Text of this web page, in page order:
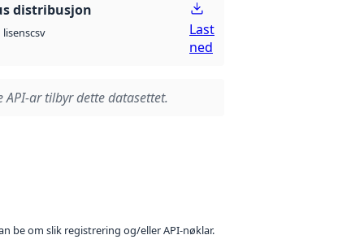
distribusjon
lisenscsv
Last
ned
API-ar tilbyr dette datasettet.
be om slik registrering og/eller API-nøklar.